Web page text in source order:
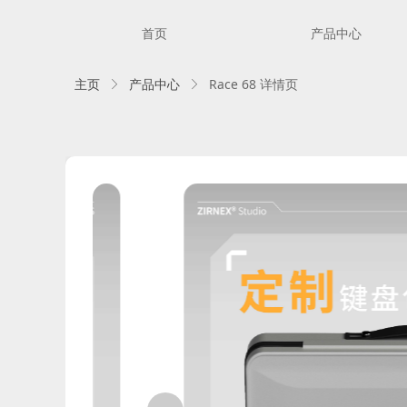
首页 产品中心
主页 ꁕ 产品中心 ꁕ Race 68 详情页